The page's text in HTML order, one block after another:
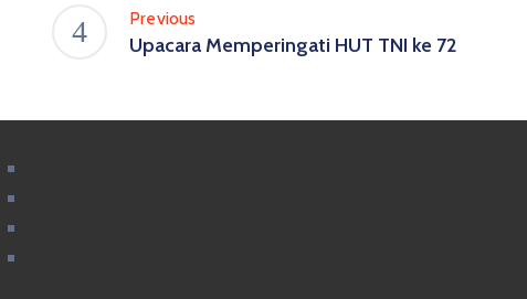
Previous
Upacara Memperingati HUT TNI ke 72